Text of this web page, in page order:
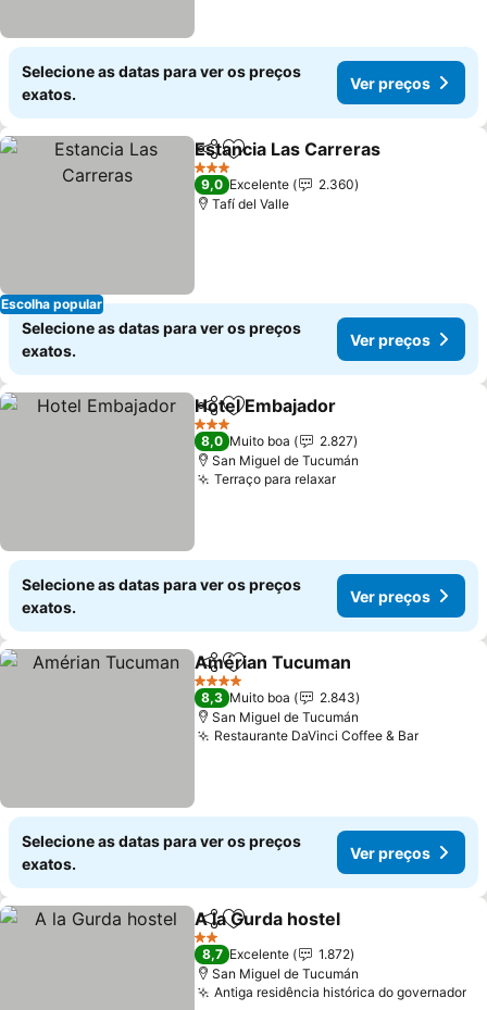
Selecione as datas para ver os preços
exatos.
Ver preços
Escolha popular
PartilharAdicionar aos favoritos
Estancia Las Carreras
3 Estrelas
9,0 Excelente
2.360
Tafí del Valle
Selecione as datas para ver os preços
exatos.
Ver preços
PartilharAdicionar aos favoritos
Hotel Embajador
3 Estrelas
8,0 Muito boa
2.827
San Miguel de Tucumán
Terraço para relaxarVer preços
Selecione as datas para ver os preços
exatos.
Ver preços
PartilharAdicionar aos favoritos
Amérian Tucuman
4 Estrelas
8,3 Muito boa
2.843
San Miguel de Tucumán
Restaurante DaVinci Coffee & BarVer
Selecione as datas para ver os preços
exatos.
Ver preços
PartilharAdicionar aos favoritos
A la Gurda hostel
2 Estrelas
8,7 Excelente
1.872
San Miguel de Tucumán
Antiga residência histórica do governador